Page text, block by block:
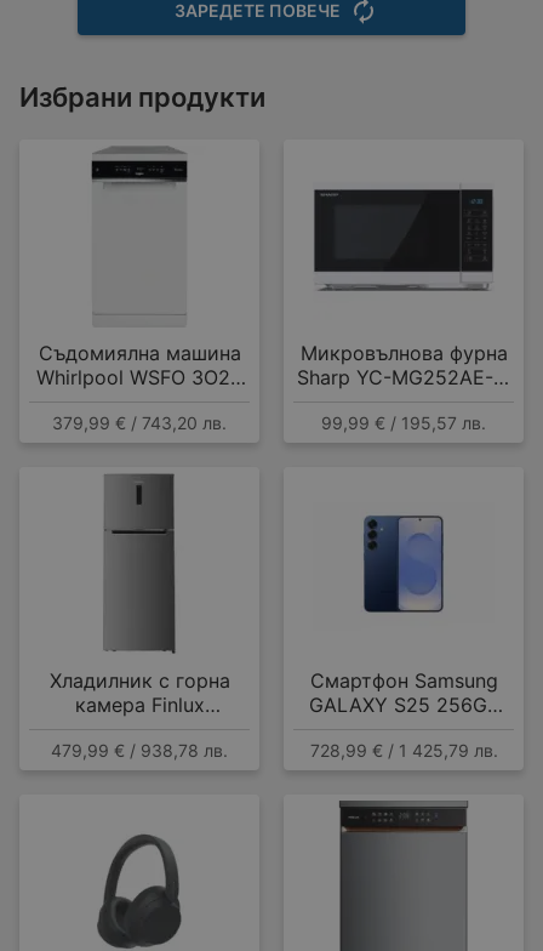
ЗАРЕДЕТЕ ПОВЕЧЕ
Избрани продукти
Съдомиялна машина
Whirlpool WSFO 3O23
379,99 € / 743,20 лв.
Микровълнова фурна
Sharp YC-MG252AE-W
W
99,99 € / 195,57 лв.
Хладилник с горна
камера Finlux
No Frost , Инокс
479,99 € / 938,78 лв.
Смартфон Samsung
GALAXY S25 256GB
12 GB, 256 GB
728,99 € / 1 425,79 лв.